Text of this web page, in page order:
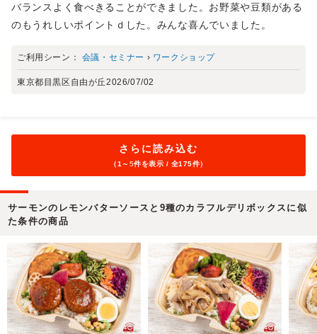
バランスよく食べきることができました。お野菜や豆類がある
のもうれしいポイントｄした。みんな喜んでいました。
ご利用シーン： 会議・セミナー › ワークショップ
東京都目黒区自由が丘2026/07/02
さらに読み込む
（1～5件を表示 / 全175件）
サーモンのレモンバターソースと9種のカラフルデリボックスに似
た条件の商品